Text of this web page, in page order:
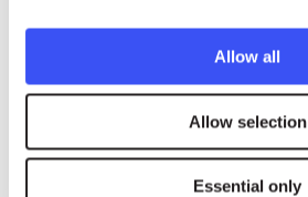
Allow all
Allow selection
Essential only
Phone: +54 9 11 5460 9860